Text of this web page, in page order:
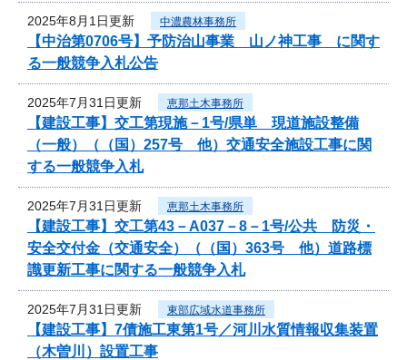
2025年8月1日更新 中濃農林事務所
【中治第0706号】予防治山事業 山ノ神工事 に関す
る一般競争入札公告
2025年7月31日更新 恵那土木事務所
【建設工事】交工第現施－1号/県単 現道施設整備
（一般）（（国）257号 他）交通安全施設工事に関
する一般競争入札
2025年7月31日更新 恵那土木事務所
【建設工事】交工第43－A037－8－1号/公共 防災・
安全交付金（交通安全）（（国）363号 他）道路標
識更新工事に関する一般競争入札
2025年7月31日更新 東部広域水道事務所
【建設工事】7債施工東第1号／河川水質情報収集装置
（木曽川）設置工事